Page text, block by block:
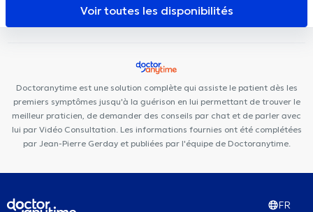
Cabinet Bronckart Centre Synapsis Liège
Liège
Cabinet médical du Parc d’Alleur PRANAclinic
Cabinet
Kin&Perform Chênée
Institut du poids de Hognoul
Voir toutes les disponibilités
Doctoranytime est une solution complète qui assiste le patient dès les
premiers symptômes jusqu'à la guérison en lui permettant de trouver le
meilleur praticien, de demander des conseils par chat et de parler avec
lui par Vidéo Consultation. Les informations fournies ont été complétées
par Jean-Pierre Gerday et publiées par l'équipe de Doctoranytime.
FR